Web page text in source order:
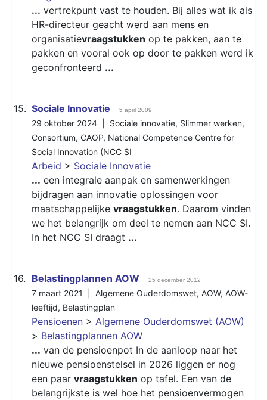
... vertrekpunt vast te houden. Bij alles wat ik als
HR-directeur geacht werd aan mens en
organisatievraagstukken op te pakken, aan te
pakken en vooral ook op door te pakken werd ik
geconfronteerd ...
15. Sociale Innovatie 5 april 2009
29 oktober 2024 | Sociale innovatie, Slimmer werken,
Consortium, CAOP, National Competence Centre for
Social Innovation (NCC SI
Arbeid > Sociale Innovatie
... een integrale aanpak en samenwerkingen
bijdragen aan innovatie oplossingen voor
maatschappelijke vraagstukken. Daarom vinden
we het belangrijk om deel te nemen aan NCC SI.
In het NCC SI draagt ...
16. Belastingplannen AOW 25 december 2012
7 maart 2021 | Algemene Ouderdomswet, AOW, AOW-
leeftijd, Belastingplan
Pensioenen > Algemene Ouderdomswet (AOW)
> Belastingplannen AOW
... van de pensioenpot In de aanloop naar het
nieuwe pensioenstelsel in 2026 liggen er nog
een paar vraagstukken op tafel. Een van de
belangrijkste is wel hoe het pensioenvermogen